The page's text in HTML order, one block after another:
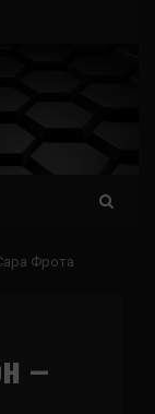
Фрота
–